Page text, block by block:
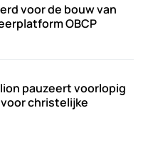
voor de bouw van
OBCP
pauzeert voorlopig
voor christelijke